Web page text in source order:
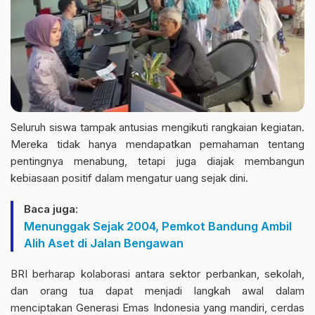
Seluruh siswa tampak antusias mengikuti rangkaian kegiatan.
Mereka tidak hanya mendapatkan pemahaman tentang
pentingnya menabung, tetapi juga diajak membangun
kebiasaan positif dalam mengatur uang sejak dini.
Baca juga:
Menunggak Sejak 2004, Pemkot Bandung Ambil
Alih Aset di Jalan Bengawan
BRI berharap kolaborasi antara sektor perbankan, sekolah,
dan orang tua dapat menjadi langkah awal dalam
menciptakan Generasi Emas Indonesia yang mandiri, cerdas